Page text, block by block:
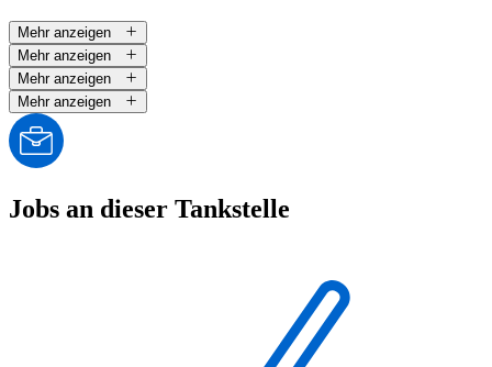
Mehr anzeigen
Mehr anzeigen
Mehr anzeigen
Mehr anzeigen
Jobs an dieser Tankstelle